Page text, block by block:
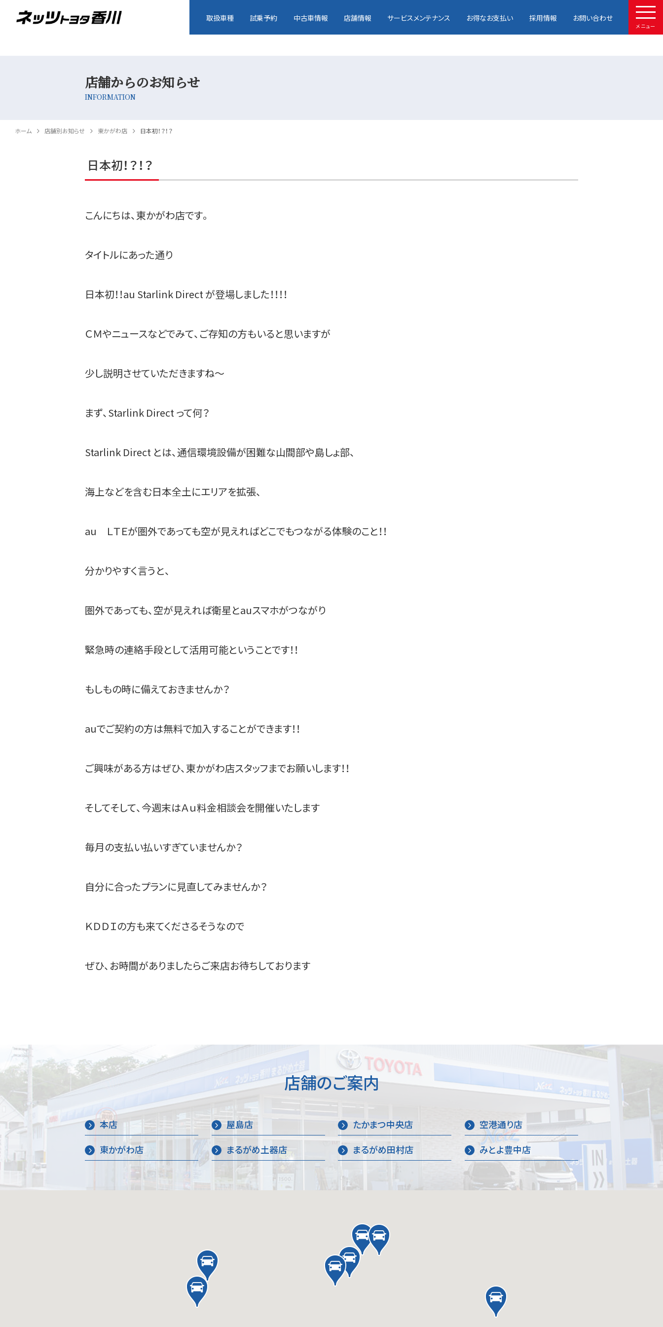
サービスメンテナンス
取扱車種 試乗予約 中古車情報 店舗情報 サービスメンテナンス お得なお支払い 採用情報 お問い合わせ
メニュー
店舗からのお知らせ
INFORMATION
ホーム 店舗別お知らせ 東かがわ店 日本初！？！？
日本初！？！？
こんにちは、東かがわ店です。
タイトルにあった通り
日本初！！au Starlink Direct が登場しました！！！！
ＣＭやニュースなどでみて、ご存知の方もいると思いますが
少し説明させていただきますね～
まず、Starlink Direct って何？
Starlink Direct とは、通信環境設備が困難な山間部や島しょ部、
海上などを含む日本全土にエリアを拡張、
au ＬＴＥが圏外であっても空が見えればどこでもつながる体験のこと！！
分かりやすく言うと、
圏外であっても、空が見えれば衛星とauスマホがつながり
緊急時の連絡手段として活用可能ということです！！
もしもの時に備えておきませんか？
auでご契約の方は無料で加入することができます！！
ご興味がある方はぜひ、東かがわ店スタッフまでお願いします！！
そしてそして、今週末はＡｕ料金相談会を開催いたします
毎月の支払い払いすぎていませんか？
自分に合ったプランに見直してみませんか？
ＫＤＤＩの方も来てくださるそうなので
ぜひ、お時間がありましたらご来店お待ちしております
店舗のご案内
本店 屋島店 たかまつ中央店
空港通り店
東かがわ店
まるがめ土器店 まるがめ田村店 みとよ豊中店